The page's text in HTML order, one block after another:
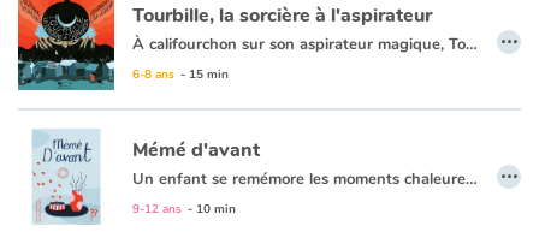
Apprendre les langues
Dyslexie, troubles de la lecture
Nos listes de lecture
Les plus lus
Tourbille, la sorcière à l'aspirateur
À califourchon sur son aspirateur magique, Tourbille, la méchante sorcière, survole la ville. Elle aspire tout sur son chemin : les enfants du jardin, sauf un, les chatons, sauf deux, les papillons sauf trois, les canards sauf quatre, et les poissons sauf cinq. Puis elle regagne la montagne obscure aux noirs coquelicots où elle vit. Mais une petite fille qui n’a peur de rien et ne s’en laisse pas conter ne fait ni une ni deux : elle se lance sur les traces de la sorcière pour lui donner une leçon.
6-8 ans - 15 min
…
Mémé d'avant
Un enfant se remémore les moments chaleureux vécus dans la maison de sa grand mère mais ça, c’était avant car aujourd’hui, la grand mère a la maladie d’Alzheimer.
9-12 ans - 10 min
…